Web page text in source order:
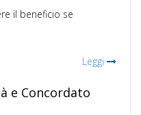
il beneficio se
Leggi
e Concordato